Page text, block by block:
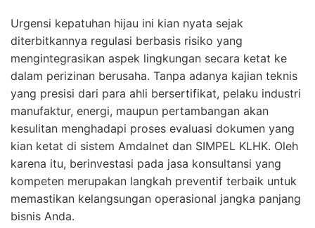
Urgensi kepatuhan hijau ini kian nyata sejak
diterbitkannya regulasi berbasis risiko yang
mengintegrasikan aspek lingkungan secara ketat ke
dalam perizinan berusaha. Tanpa adanya kajian teknis
yang presisi dari para ahli bersertifikat, pelaku industri
manufaktur, energi, maupun pertambangan akan
kesulitan menghadapi proses evaluasi dokumen yang
kian ketat di sistem Amdalnet dan SIMPEL KLHK. Oleh
karena itu, berinvestasi pada jasa konsultansi yang
kompeten merupakan langkah preventif terbaik untuk
memastikan kelangsungan operasional jangka panjang
bisnis Anda.